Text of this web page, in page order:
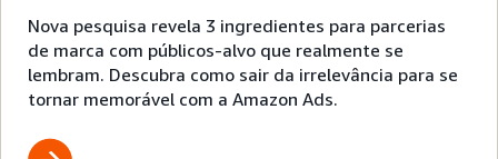
Nova pesquisa revela 3 ingredientes para parcerias
de marca com públicos-alvo que realmente se
lembram. Descubra como sair da irrelevância para se
tornar memorável com a Amazon Ads.